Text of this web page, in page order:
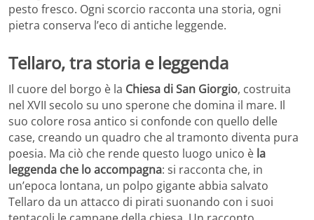
pesto fresco. Ogni scorcio racconta una storia, ogni
pietra conserva l’eco di antiche leggende.
Tellaro, tra storia e leggenda
Il cuore del borgo è la Chiesa di San Giorgio, costruita
nel XVII secolo su uno sperone che domina il mare. Il
suo colore rosa antico si confonde con quello delle
case, creando un quadro che al tramonto diventa pura
poesia. Ma ciò che rende questo luogo unico è la
leggenda che lo accompagna: si racconta che, in
un’epoca lontana, un polpo gigante abbia salvato
Tellaro da un attacco di pirati suonando con i suoi